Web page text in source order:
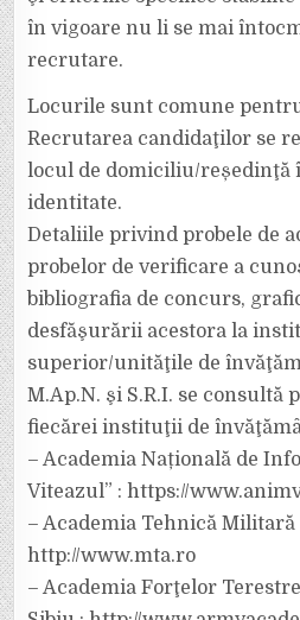
în vigoare nu li se mai
recrutare.
Locurile sunt comune
Recrutarea candidaţilor se
locul de domiciliu/reședinţă
identitate.
Detaliile privind probele de
probelor de verificare a
bibliografia de concurs,
desfăşurării acestora la
superior/unităţile de
M.Ap.N. şi S.R.I. se consultă
fiecărei instituţii de
– Academia Națională de
Viteazul” : https://
– Academia Tehnică Militară
http://www.mta.ro
– Academia Forţelor